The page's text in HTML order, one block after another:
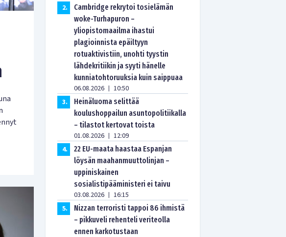
2.
Cambridge rekrytoi tosielämän
woke-Turhapuron –
yliopistomaailma ihastui
plagioinnista epäiltyyn
rotuaktivistiin, unohti tyystin
lähdekritiikin ja syyti hänelle
kunniatohtoruuksia kuin saippuaa
06.08.2026 | 10:50
3.
Heinäluoma selittää
koulushoppailun asuntopolitiikalla
– tilastot kertovat toista
01.08.2026 | 12:09
4.
22 EU-maata haastaa Espanjan
löysän maahanmuuttolinjan –
uppiniskainen
sosialistipääministeri ei taivu
03.08.2026 | 16:15
5.
Nizzan terroristi tappoi 86 ihmistä
– pikkuveli rehenteli veriteolla
ennen karkotustaan